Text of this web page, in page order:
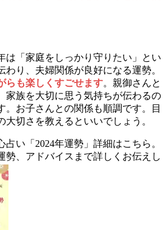
は「家庭をしっかり守りたい」とい
わり、夫婦関係が良好になる運勢。
らも楽しくすごせます。親御さんと
家族を大切に思う気持ちが伝わるの
。お子さんとの関係も順調です。目
切さを教えるといいでしょう。
い「2024年運勢」詳細はこちら。
勢、アドバイスまで詳しくお伝えし